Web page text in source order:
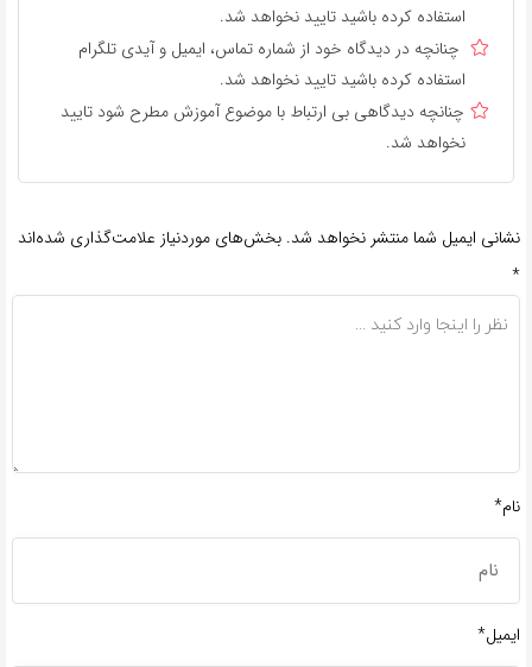
استفاده کرده باشید تایید نخواهد شد.
چنانچه در دیدگاه خود از شماره تماس، ایمیل و آیدی تلگرام
استفاده کرده باشید تایید نخواهد شد.
چنانچه دیدگاهی بی ارتباط با موضوع آموزش مطرح شود تایید
نخواهد شد.
نشانی ایمیل شما منتشر نخواهد شد. بخش‌های موردنیاز علامت‌گذاری شده‌اند
*
نام*
ایمیل*